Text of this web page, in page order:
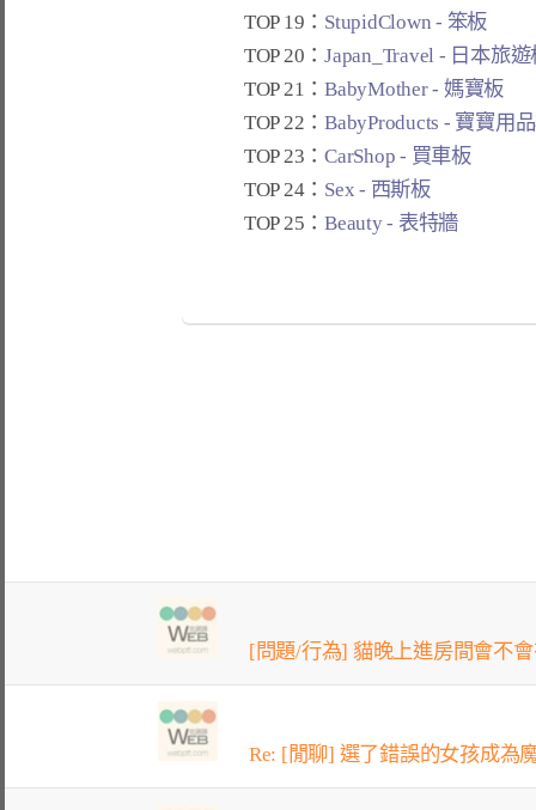
TOP 19： StupidClown - 笨板
TOP 20：Japan_Travel - 日本旅遊
TOP 21：BabyMother - 媽寶板
TOP 22：BabyProducts - 寶寶用
TOP 23：CarShop - 買車板
TOP 24： Sex - 西斯板
TOP 25：Beauty - 表特牆
[問題/行為] 貓晚上進房間會不
Re: [閒聊] 選了錯誤的女孩成為